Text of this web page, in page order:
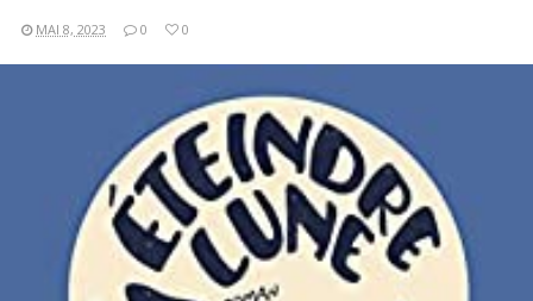
MAI 8, 2023 0 0